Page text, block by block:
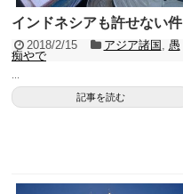
インドネシアも許せない件
2018/2/15 アジア諸国
愚
痴やで
記事を読む